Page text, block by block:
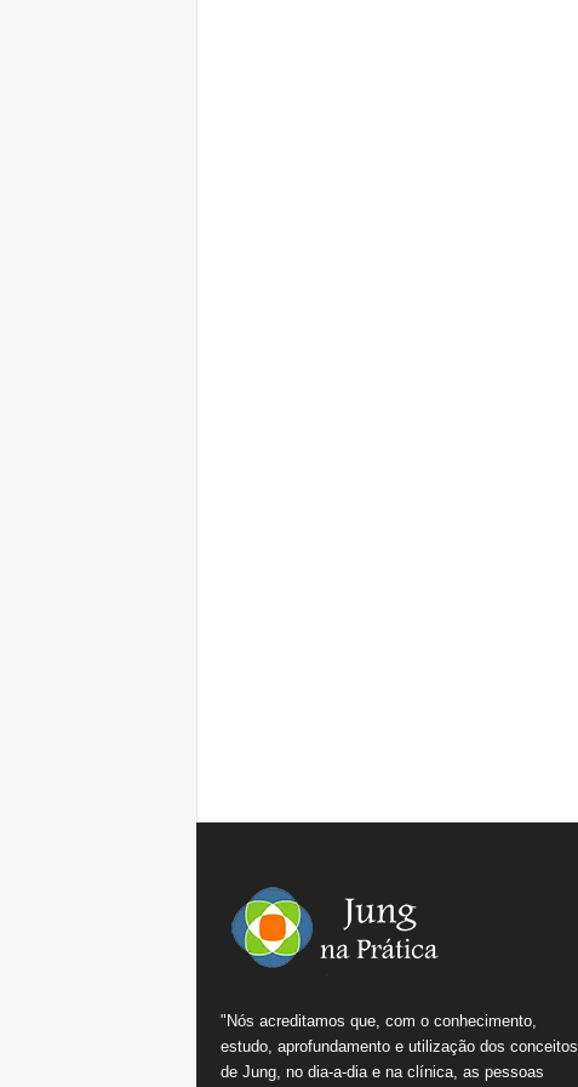
"Nós acreditamos que, com o conhecimento,
estudo, aprofundamento e utilização dos conceitos
de Jung, no dia-a-dia e na clínica, as pessoas